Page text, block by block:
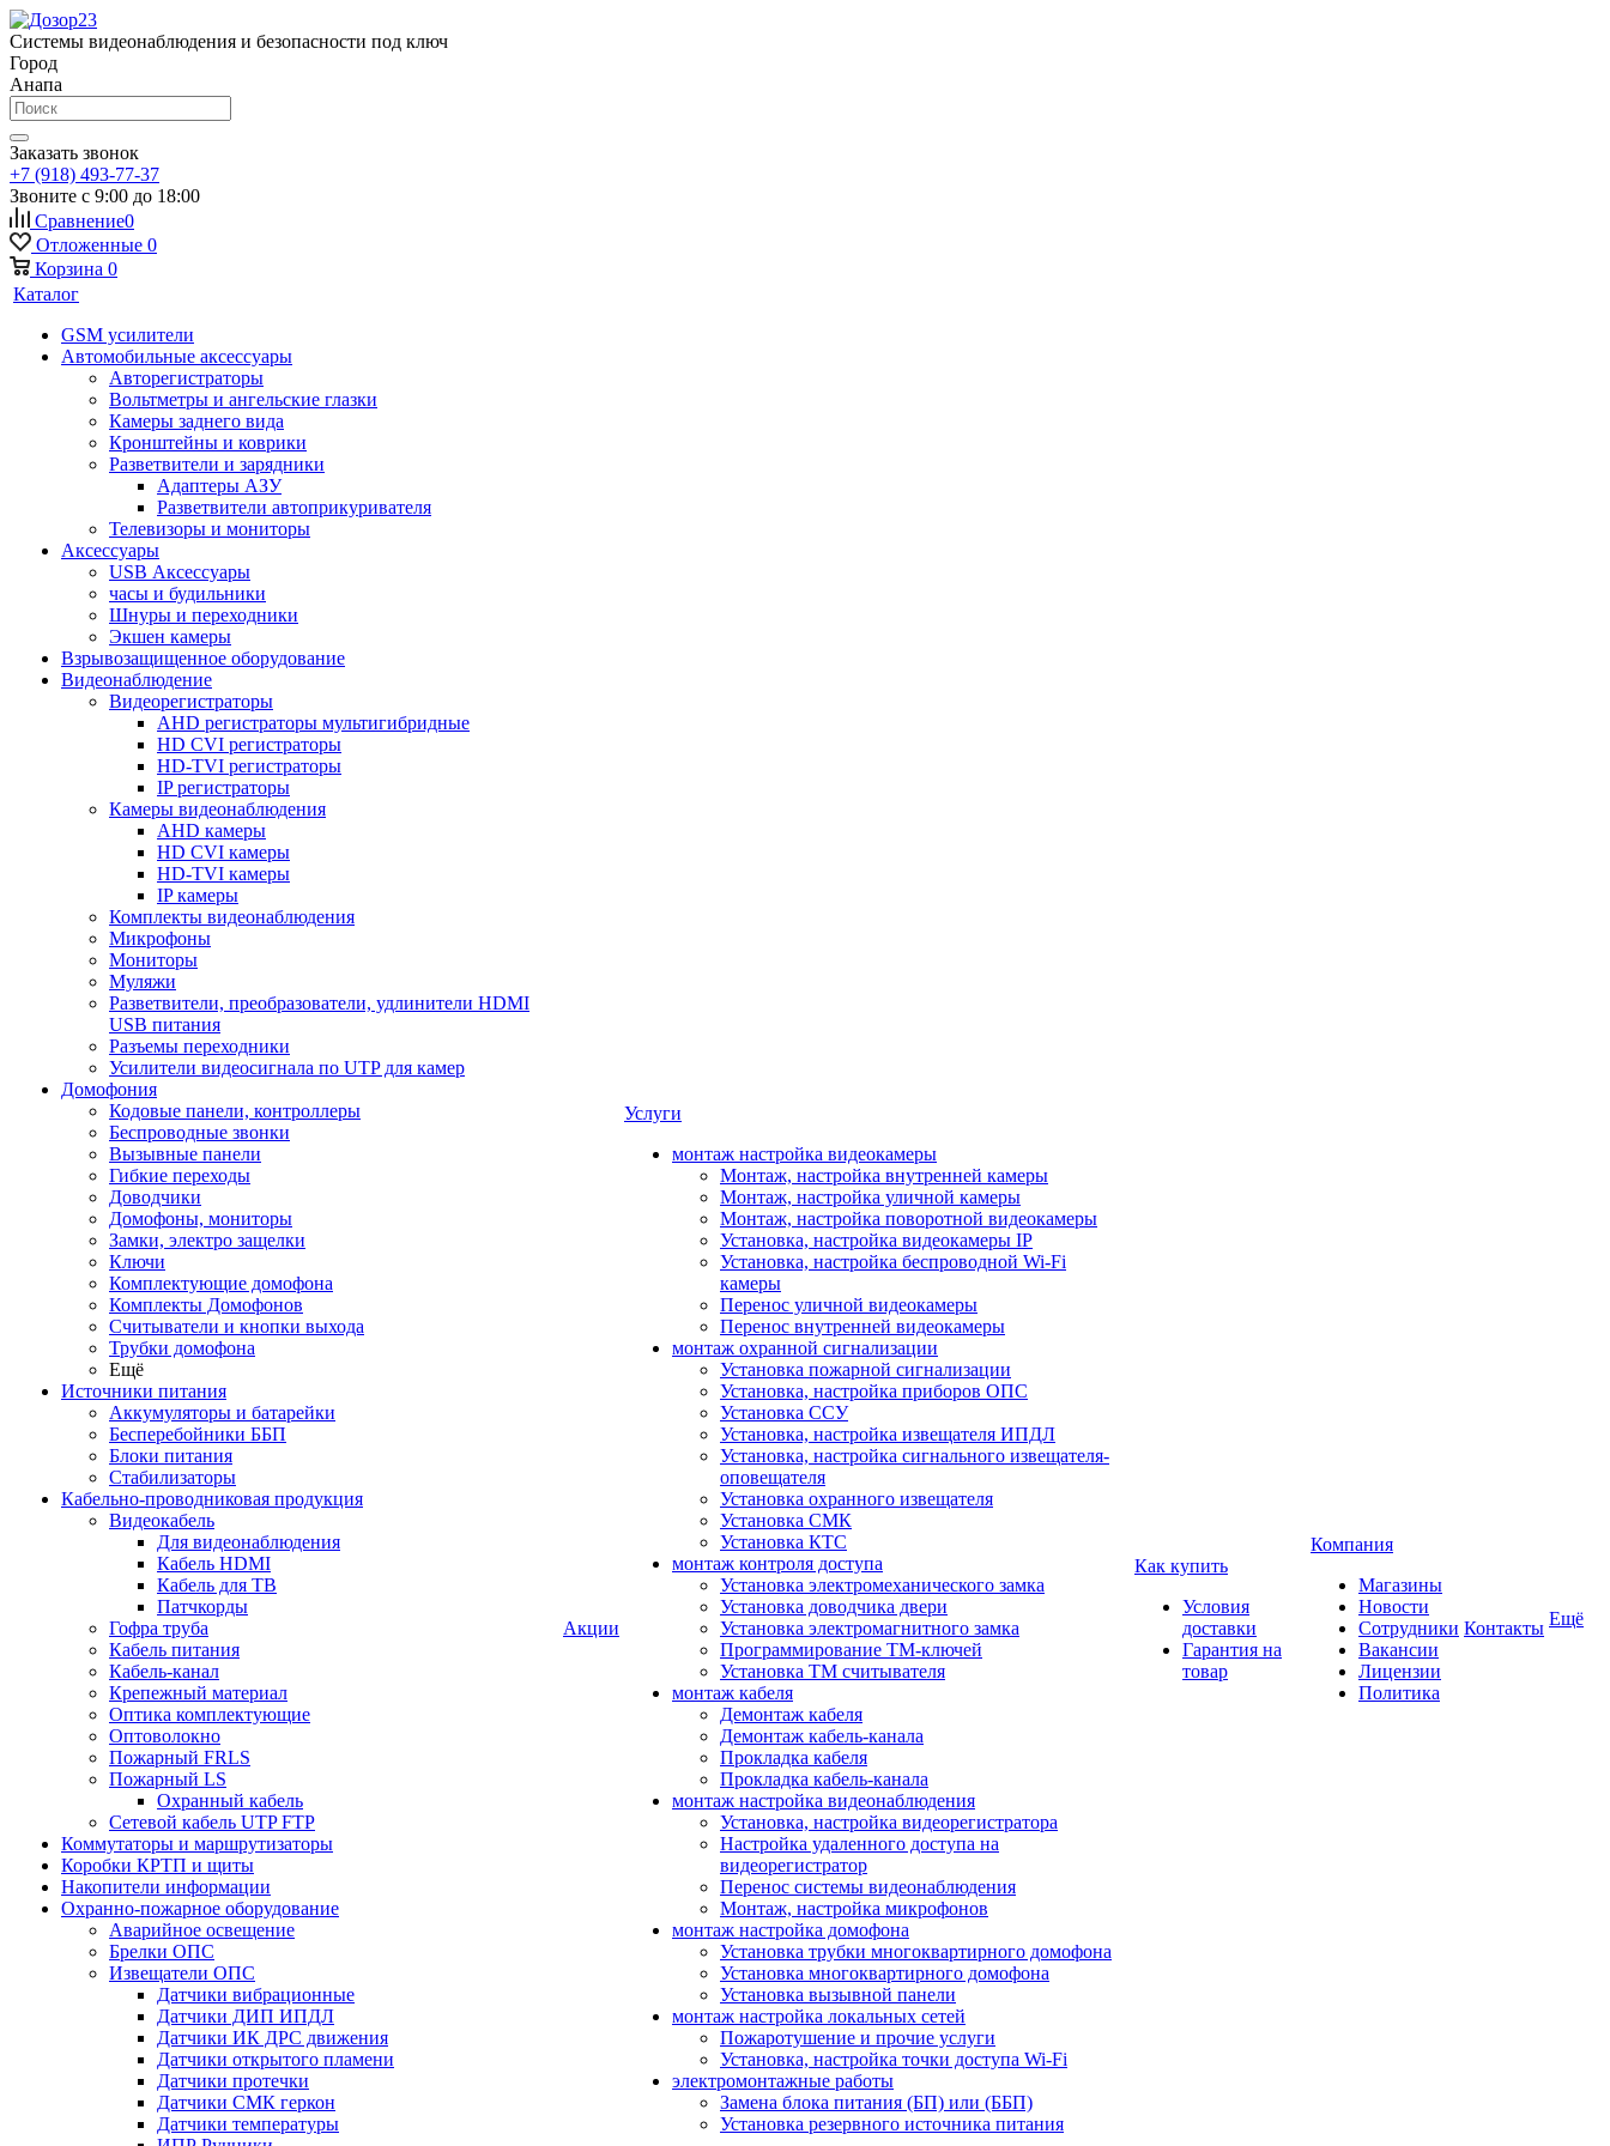
Системы видеонаблюдения и безопасности под ключ
Город
Анапа
Заказать звонок
+7 (918) 493-77-37
Звоните с 9:00 до 18:00
Сравнение0
Отложенные 0
Корзина 0
Каталог
GSM усилители
Автомобильные аксессуары
Авторегистраторы
Вольтметры и ангельские глазки
Камеры заднего вида
Кронштейны и коврики
Разветвители и зарядники
Адаптеры АЗУ
Разветвители автоприкуривателя
Телевизоры и мониторы
Аксессуары
USB Аксессуары
часы и будильники
Шнуры и переходники
Экшен камеры
Взрывозащищенное оборудование
Видеонаблюдение
Видеорегистраторы
AHD регистраторы мультигибридные
HD CVI регистраторы
HD-TVI регистраторы
IP регистраторы
Камеры видеонаблюдения
AHD камеры
HD CVI камеры
HD-TVI камеры
IP камеры
Комплекты видеонаблюдения
Микрофоны
Мониторы
Муляжи
Разветвители, преобразователи, удлинители HDMI
USB питания
Разъемы переходники
Усилители видеосигнала по UTP для камер
Домофония
Кодовые панели, контроллеры
Беспроводные звонки
Вызывные панели
Гибкие переходы
Доводчики
Домофоны, мониторы
Замки, электро защелки
Ключи
Комплектующие домофона
Комплекты Домофонов
Считыватели и кнопки выхода
Трубки домофона
Ещё
Источники питания
Аккумуляторы и батарейки
Бесперебойники ББП
Блоки питания
Стабилизаторы
Кабельно-проводниковая продукция
Видеокабель
Для видеонаблюдения
Кабель HDMI
Кабель для ТВ
Патчкорды
Гофра труба
Кабель питания
Кабель-канал
Крепежный материал
Оптика комплектующие
Оптоволокно
Пожарный FRLS
Пожарный LS
Охранный кабель
Сетевой кабель UTP FTP
Коммутаторы и маршрутизаторы
Коробки КРТП и щиты
Накопители информации
Охранно-пожарное оборудование
Аварийное освещение
Брелки ОПС
Извещатели ОПС
Датчики вибрационные
Датчики ДИП ИПДЛ
Датчики ИК ДРС движения
Датчики открытого пламени
Датчики протечки
Датчики СМК геркон
Датчики температуры
Акции
Услуги
монтаж настройка видеокамеры
Монтаж, настройка внутренней камеры
Монтаж, настройка уличной камеры
Монтаж, настройка поворотной видеокамеры
Установка, настройка видеокамеры IP
Установка, настройка беспроводной Wi-Fi
камеры
Перенос уличной видеокамеры
Перенос внутренней видеокамеры
монтаж охранной сигнализации
Установка пожарной сигнализации
Установка, настройка приборов ОПС
Установка ССУ
Установка, настройка извещателя ИПДЛ
Установка, настройка сигнального извещателя-
оповещателя
Установка охранного извещателя
Установка СМК
Установка КТС
монтаж контроля доступа
Установка электромеханического замка
Установка доводчика двери
Установка электромагнитного замка
Программирование ТМ-ключей
Установка ТМ считывателя
монтаж кабеля
Демонтаж кабеля
Демонтаж кабель-канала
Прокладка кабеля
Прокладка кабель-канала
монтаж настройка видеонаблюдения
Установка, настройка видеорегистратора
Настройка удаленного доступа на
видеорегистратор
Перенос системы видеонаблюдения
Монтаж, настройка микрофонов
монтаж настройка домофона
Установка трубки многоквартирного домофона
Установка многоквартирного домофона
Установка вызывной панели
монтаж настройка локальных сетей
Пожаротушение и прочие услуги
Установка, настройка точки доступа Wi-Fi
электромонтажные работы
Замена блока питания (БП) или (ББП)
Установка резервного источника питания
Как купить
Условия
доставки
Гарантия на
товар
Компания
Магазины
Новости
Сотрудники
Вакансии
Лицензии
Политика
Контакты Ещё